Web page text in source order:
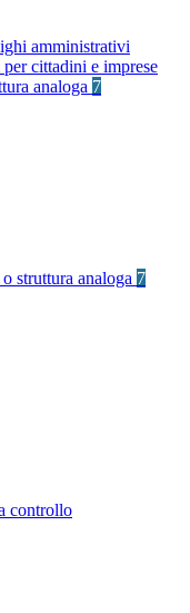
amministrativi
cittadini e imprese
analoga 7
struttura analoga 7
controllo